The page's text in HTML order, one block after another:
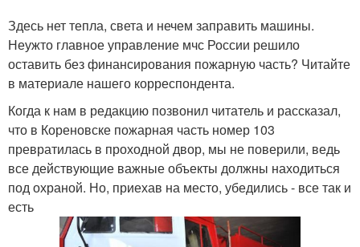
Здесь нет тепла, света и нечем заправить машины.
Неужто главное управление мчс России решило
оставить без финансирования пожарную часть? Читайте
в материале нашего корреспондента.
Когда к нам в редакцию позвонил читатель и рассказал,
что в Кореновске пожарная часть номер 103
превратилась в проходной двор, мы не поверили, ведь
все действующие важные объекты должны находиться
под охраной. Но, приехав на место, убедились - все так и
есть